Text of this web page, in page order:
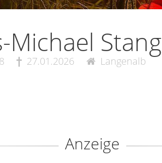
Michael Stang
27.01.2026 Langenalb
Anzeige